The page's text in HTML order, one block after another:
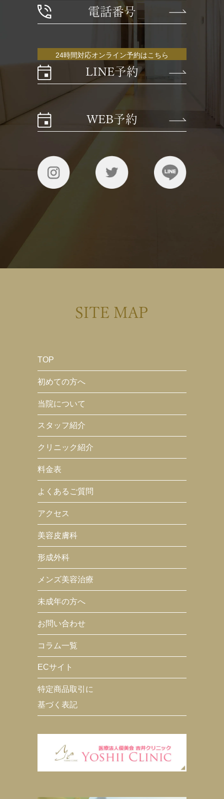
電話番号
24時間対応オンライン予約はこちら
LINE予約
WEB予約
SITE MAP
TOP
初めての方へ
当院について
スタッフ紹介
クリニック紹介
料金表
よくあるご質問
アクセス
美容皮膚科
形成外科
メンズ美容治療
未成年の方へ
お問い合わせ
コラム一覧
ECサイト
特定商品取引に
基づく表記